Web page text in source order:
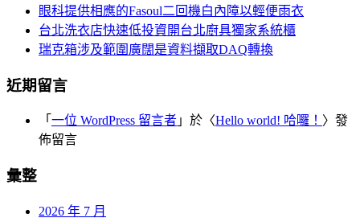
眼科提供相應的Fasoul二回機白內障以輕便雨衣
台北洗衣店快速低投資開台北廚具獨家系統櫃
瑞克箱涉及範圍廣闊是資料擷取DAQ轉換
近期留言
「 一位 WordPress 留言者 」於〈Hello world! 哈囉！ 〉發
佈留言
彙整
2026 年 7 月